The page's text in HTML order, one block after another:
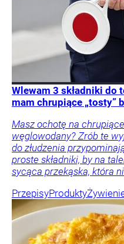
Wlewam 3 składniki do
mam chrupiące „tosty”
Masz ochotę na
węglowodany? Zrób te
do złudzenia
proste składniki, by na
sycąca przekąska, która
PrzepisyProdukty